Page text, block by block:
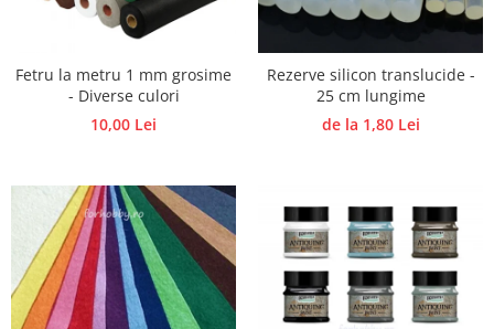
Accesorii pictura pe fata
Fetru la metru 1 mm grosime
- Diverse culori
10,00 Lei
Rezerve silicon translucide -
25 cm lungime
de la 1,80 Lei